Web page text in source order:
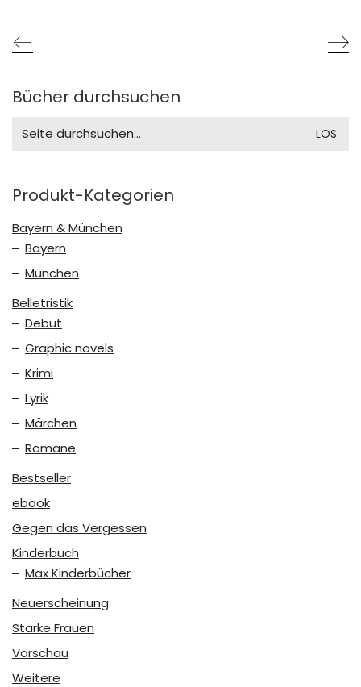
Bücher durchsuchen
for:
Produkt-Kategorien
Bayern & München
Bayern
München
Belletristik
Debüt
Graphic novels
Krimi
Lyrik
Märchen
Romane
Bestseller
ebook
Gegen das Vergessen
Kinderbuch
Max Kinderbücher
Neuerscheinung
Starke Frauen
Vorschau
Weitere